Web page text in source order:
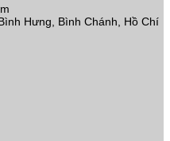
Hưng, Bình Chánh, Hồ Chí